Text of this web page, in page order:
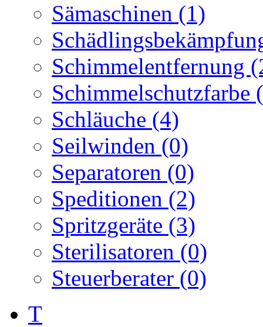
Sämaschinen (1)
Schimmelentfernung
Schimmelschutzfarbe
Schläuche (4)
Seilwinden (0)
Separatoren (0)
Speditionen (2)
Spritzgeräte (3)
Sterilisatoren (0)
Steuerberater (0)
T